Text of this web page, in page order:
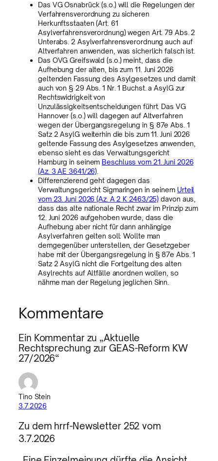
Das VG Osnabrück (s.o.) will die Regelungen der
Verfahrensverordnung zu sicheren
Herkunftsstaaten (Art. 61
Asylverfahrensverordnung) wegen Art. 79 Abs. 2
Unterabs. 2 Asylverfahrensverordnung auch auf
Altverfahren anwenden, was sicherlich falsch ist.
Das OVG Greifswald (s.o.) meint, dass die
Aufhebung der alten, bis zum 11. Juni 2026
geltenden Fassung des Asylgesetzes und damit
auch von § 29 Abs. 1 Nr. 1 Buchst. a AsylG zur
Rechtswidrigkeit von
Unzulässigkeitsentscheidungen führt. Das VG
Hannover (s.o.) will dagegen auf Altverfahren
wegen der Übergangsregelung in § 87e Abs. 1
Satz 2 AsylG weiterhin die bis zum 11. Juni 2026
geltende Fassung des Asylgesetzes anwenden,
ebenso sieht es das Verwaltungsgericht
Hamburg in seinem Beschluss vom 21. Juni 2026
(Az. 3 AE 3641/26).
Differenzierend geht dagegen das
Verwaltungsgericht Sigmaringen in seinem Urteil
vom 23. Juni 2026 (Az. A 2 K 2463/25) davon aus,
dass das alte nationale Recht zwar im Prinzip zum
12. Juni 2026 aufgehoben wurde, dass die
Aufhebung aber nicht für dann anhängige
Asylverfahren gelten soll: Wollte man
demgegenüber unterstellen, der Gesetzgeber
habe mit der Übergangsregelung in § 87e Abs. 1
Satz 2 AsylG nicht die Fortgeltung des alten
Asylrechts auf Altfälle anordnen wollen, so
nähme man der Regelung jeglichen Sinn.
Kommentare
Ein Kommentar zu „Aktuelle
Rechtsprechung zur GEAS-Reform KW
27/2026“
Tino Stein
3.7.2026
Zu dem hrrf-Newsletter 252 vom
3.7.2026